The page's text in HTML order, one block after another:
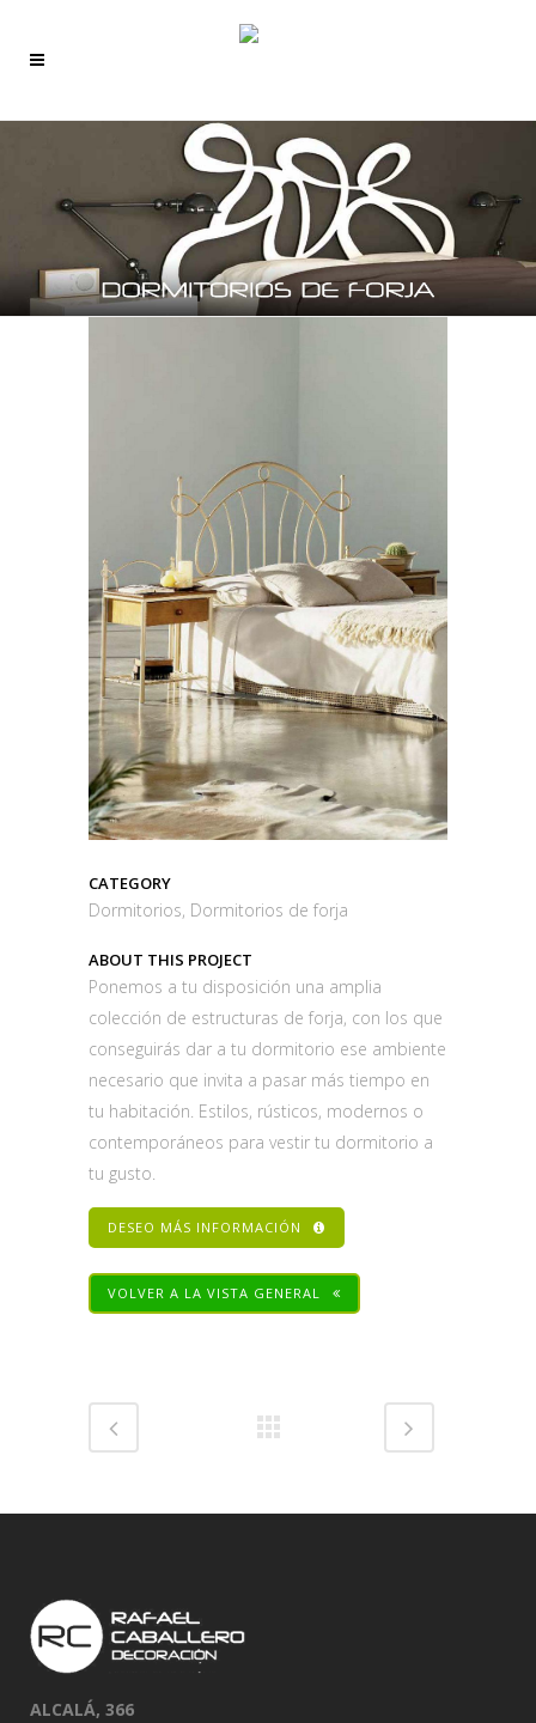
CATEGORY
Dormitorios, Dormitorios de forja
ABOUT THIS PROJECT
Ponemos a tu disposición una amplia
colección de estructuras de forja, con los que
conseguirás dar a tu dormitorio ese ambiente
necesario que invita a pasar más tiempo en
tu habitación. Estilos, rústicos, modernos o
contemporáneos para vestir tu dormitorio a
tu gusto.
DESEO MÁS INFORMACIÓN
VOLVER A LA VISTA GENERAL
ALCALÁ, 366